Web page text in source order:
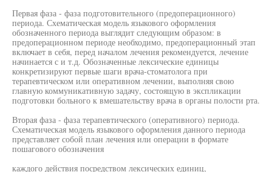
Первая фаза - фаза подготовительного (предоперационного)
периода. Схематическая модель языкового оформления
обозначенного периода выглядит следующим образом: в
предоперационном периоде необходимо, предоперационный этап
включает в себя, перед началом лечения рекомендуется, лечение
начинается с и т.д. Обозначенные лексические единицы
конкретизируют первые шаги врача-стоматолога при
терапевтическом или оперативном лечении, выполняя свою
главную коммуникативную задачу, состоящую в экспликации
подготовки больного к вмешательству врача в органы полости рта.
Вторая фаза - фаза терапевтического (оперативного) периода.
Схематическая модель языкового оформления данного периода
представляет собой план лечения или операции в формате
пошагового обозначения
каждого действия посредством лексических единиц,